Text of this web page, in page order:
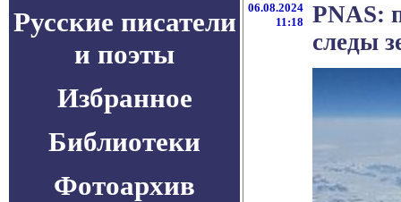
Русские писатели
и поэты
Избранное
Библиотеки
Фотоархив
06.08.2024
11:18
PNAS:
следы